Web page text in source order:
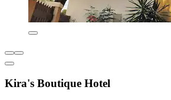
Kira's Boutique Hotel